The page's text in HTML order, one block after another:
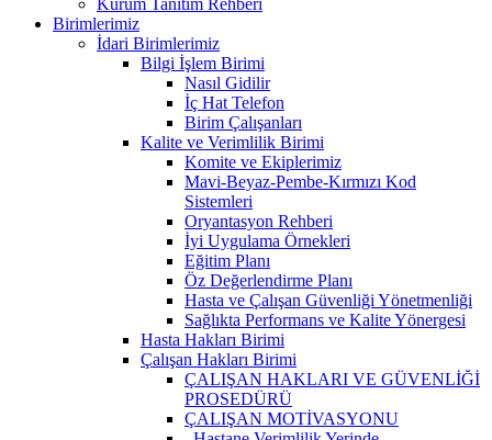
Birimlerimiz
İdari Birimlerimiz
Bilgi İşlem Birimi
Nasıl Gidilir
İç Hat Telefon
Birim Çalışanları
Kalite ve Verimlilik Birimi
Komite ve Ekiplerimiz
Mavi-Beyaz-Pembe-Kırmızı Kod
Sistemleri
Oryantasyon Rehberi
İyi Uygulama Örnekleri
Eğitim Planı
Öz Değerlendirme Planı
Hasta ve Çalışan Güvenliği Yönetmenliği
Sağlıkta Performans ve Kalite Yönergesi
Hasta Hakları Birimi
Çalışan Hakları Birimi
ÇALIŞAN HAKLARI VE GÜVENLİĞİ
PROSEDÜRÜ
ÇALIŞAN MOTİVASYONU